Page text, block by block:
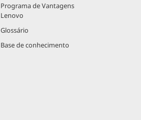
Programa de Vantagens
Lenovo
Glossário
Base de conhecimento